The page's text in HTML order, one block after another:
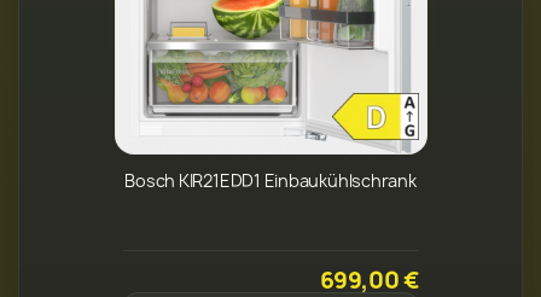
Bosch KIR21EDD1 Einbaukühlschrank
699,00 €